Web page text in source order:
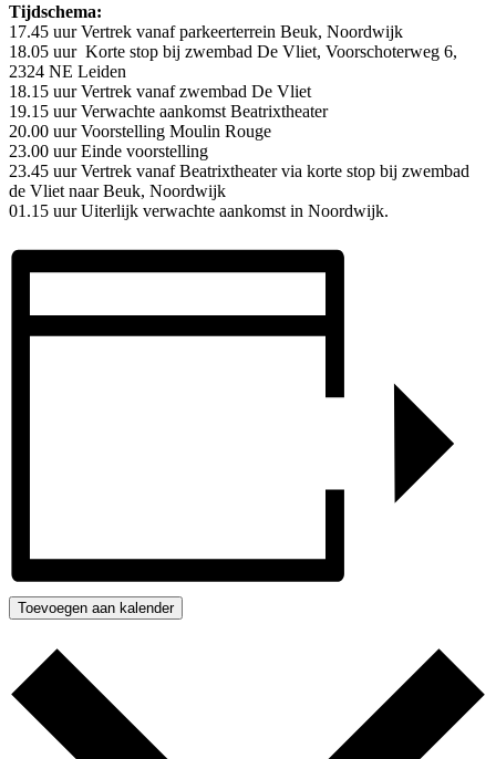
Tijdschema:
17.45 uur Vertrek vanaf parkeerterrein Beuk, Noordwijk
18.05 uur Korte stop bij zwembad De Vliet, Voorschoterweg 6,
2324 NE Leiden
18.15 uur Vertrek vanaf zwembad De Vliet
19.15 uur Verwachte aankomst Beatrixtheater
20.00 uur Voorstelling Moulin Rouge
23.00 uur Einde voorstelling
23.45 uur Vertrek vanaf Beatrixtheater via korte stop bij zwembad
de Vliet naar Beuk, Noordwijk
01.15 uur Uiterlijk verwachte aankomst in Noordwijk.
Toevoegen aan kalender